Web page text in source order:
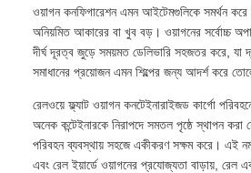
ওয়াগন কনফিগারেশন এমন আইটেমগুলিকে সমর্থন করে
অনিয়মিত আকারের বা খুব বড়। ওয়াগনের সর্বোচ্চ
দীর্ঘ দূরত্ব জুড়ে সময়মত ডেলিভারি সহজতর করে, যা
সমাধানের প্রয়োজন এমন শিল্পের জন্য আদর্শ করে
রেলওয়ে ফ্ল্যাট ওয়াগন কনটেইনারাইজড কার্গো
অনেক কন্টেইনারকে নিরাপদে সমতল পৃষ্ঠে স্থাপন করা
পরিবহন ব্যবস্থায় সহজে একীকরণ সক্ষম করে। এই
এবং রেল ইয়ার্ডে ওয়াগনের প্রযোজ্যতা বাড়ায়, রেল